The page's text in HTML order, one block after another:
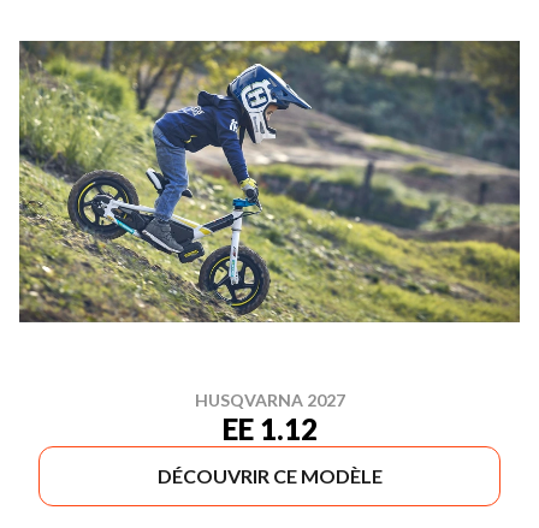
HUSQVARNA 2027
EE 1.12
DÉCOUVRIR CE MODÈLE